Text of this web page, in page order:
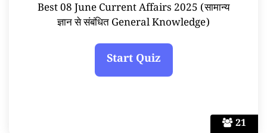
21
Best 08 June Current Affairs 2025 (सामान्य
ज्ञान से संबंधित General Knowledge)